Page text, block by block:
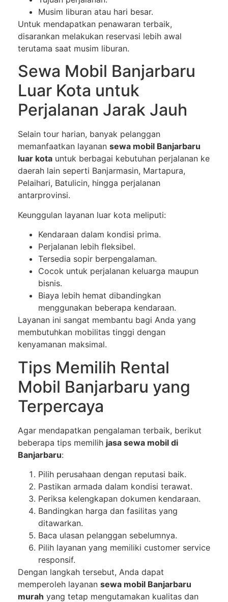
Musim liburan atau hari besar.
Untuk mendapatkan penawaran terbaik,
disarankan melakukan reservasi lebih awal
terutama saat musim liburan.
Sewa Mobil Banjarbaru
Luar Kota untuk
Perjalanan Jarak Jauh
Selain tour harian, banyak pelanggan
memanfaatkan layanan sewa mobil Banjarbaru
luar kota untuk berbagai kebutuhan perjalanan ke
daerah lain seperti Banjarmasin, Martapura,
Pelaihari, Batulicin, hingga perjalanan
antarprovinsi.
Keunggulan layanan luar kota meliputi:
Kendaraan dalam kondisi prima.
Perjalanan lebih fleksibel.
Tersedia sopir berpengalaman.
Cocok untuk perjalanan keluarga maupun
bisnis.
Biaya lebih hemat dibandingkan
menggunakan beberapa kendaraan.
Layanan ini sangat membantu bagi Anda yang
membutuhkan mobilitas tinggi dengan
kenyamanan maksimal.
Tips Memilih Rental
Mobil Banjarbaru yang
Terpercaya
Agar mendapatkan pengalaman terbaik, berikut
beberapa tips memilih jasa sewa mobil di
Banjarbaru:
Pilih perusahaan dengan reputasi baik.
Pastikan armada dalam kondisi terawat.
Periksa kelengkapan dokumen kendaraan.
Bandingkan harga dan fasilitas yang
ditawarkan.
Baca ulasan pelanggan sebelumnya.
Pilih layanan yang memiliki customer service
responsif.
Dengan langkah tersebut, Anda dapat
memperoleh layanan sewa mobil Banjarbaru
murah yang tetap mengutamakan kualitas dan